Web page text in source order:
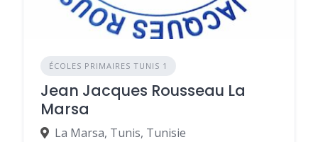
ÉCOLES PRIMAIRES TUNIS 1
Jean Jacques Rousseau La
Marsa
La Marsa, Tunis, Tunisie